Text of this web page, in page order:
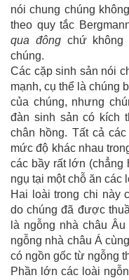
nói chung chúng
theo quy tắc
qua đôngchứ không
chúng.
Các cặp sinh sản nói
mạnh, cụ thể là chúng
của chúng, nhưng
đàn sinh sản có kích
chân hồng. Tất cả
mức độ khác nhau
các bầy rất lớn (chẳng
ngụ tại một chỗ ăn các
Hai loài trong chi này
do chúng đã được
là ngỗng nhà châu
ngỗng nhà châu Á
có ngồn gốc từ ngỗng
Phần lớn các loài